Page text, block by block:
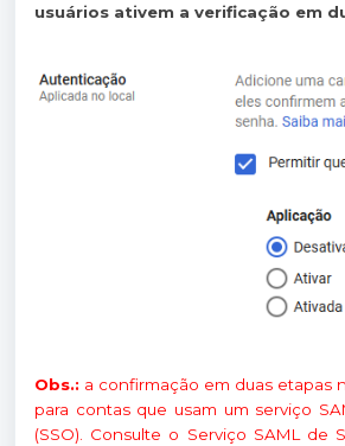
usuários ativem a verificação em
Obs.: a confirmação em duas etapas
para contas que usam um serviço
(SSO). Consulte o Serviço SAML de